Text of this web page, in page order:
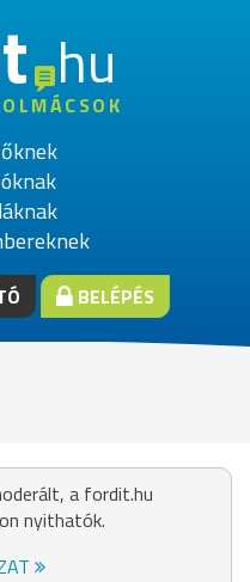
hu
BELÉPÉS
a fordit.hu
nyithatók.